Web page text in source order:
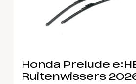
Honda Prelude
Ruitenwissers